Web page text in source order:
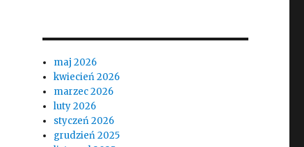
maj 2026
kwiecień 2026
marzec 2026
luty 2026
styczeń 2026
grudzień 2025